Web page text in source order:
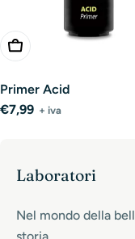
Aggiungi Al Carrello
Primer Acid
Prezzo
€7,99 + iva
Laboratori
Nel mondo della